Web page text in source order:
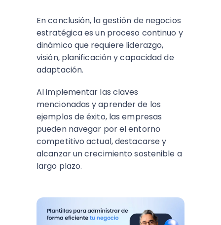
En conclusión, la gestión de negocios
estratégica es un proceso continuo y
dinámico que requiere liderazgo,
visión, planificación y capacidad de
adaptación.
Al implementar las claves
mencionadas y aprender de los
ejemplos de éxito, las empresas
pueden navegar por el entorno
competitivo actual, destacarse y
alcanzar un crecimiento sostenible a
largo plazo.